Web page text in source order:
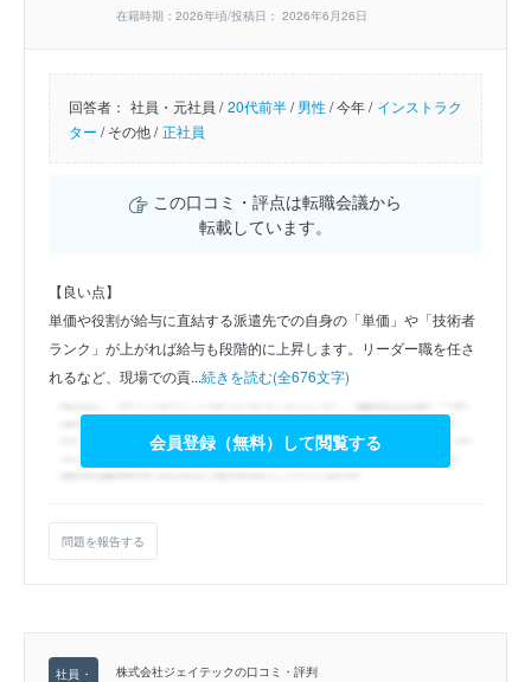
在籍時期：2026年頃/投稿日： 2026年6月26日
回答者： 社員・元社員 / 20代前半/男性/今年 / インストラク
ター /その他 / 正社員
この口コミ・評点は転職会議から
転載しています。
【良い点】
単価や役割が給与に直結する派遣先での自身の「単価」や「技術者
ランク」が上がれば給与も段階的に上昇します。リーダー職を任さ
れるなど、現場での貢...続きを読む(全676文字)
会員登録（無料）して閲覧する
問題を報告する
株式会社ジェイテックの口コミ・評判